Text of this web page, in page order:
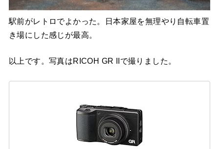
駅前がレトロでよかった。日本家屋を無理やり自転車置
き場にした感じが最高。
以上です。写真はRICOH GR IIで撮りました。